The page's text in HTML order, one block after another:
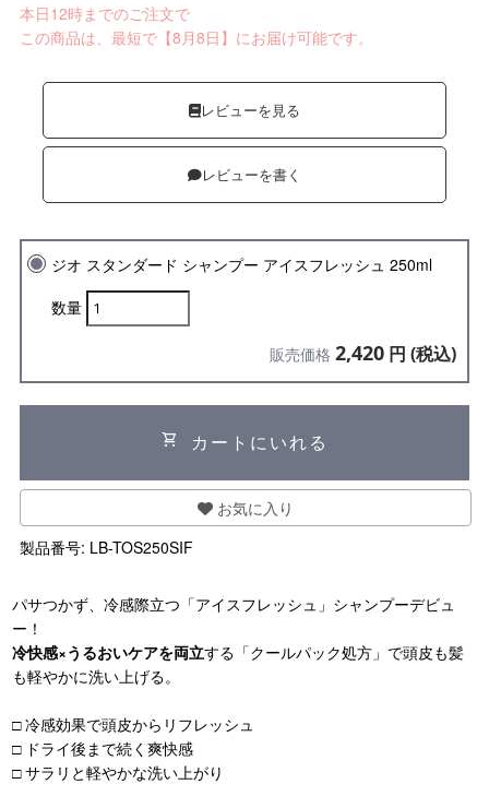
本日12時までのご注文で
この商品は、最短で【8月8日】にお届け可能です。
レビューを見る
レビューを書く
ジオ スタンダード シャンプー アイスフレッシュ 250ml
数量
販売価格 2,420 円 (税込)
shopping_cart カートにいれる
お気に入り
製品番号: LB-TOS250SIF
パサつかず、冷感際立つ「アイスフレッシュ」シャンプーデビュ
ー！
冷快感×うるおいケアを両立する「クールパック処方」で頭皮も髪
も軽やかに洗い上げる。
□ 冷感効果で頭皮からリフレッシュ
□ ドライ後まで続く爽快感
□ サラリと軽やかな洗い上がり